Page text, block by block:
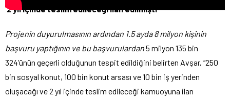
‘2 yıl içinde teslim edileceği ilan edilmişti’
Projenin duyurulmasının ardından 1.5 ayda 8 milyon kişinin
başvuru yaptığının ve bu başvurulardan5 milyon 135 bin
324’ünün geçerli olduğunun tespit edildiğini belirten Avşar, “250
bin sosyal konut, 100 bin konut arsası ve 10 bin iş yerinden
oluşacağı ve 2 yıl içinde teslim edileceği kamuoyuna ilan